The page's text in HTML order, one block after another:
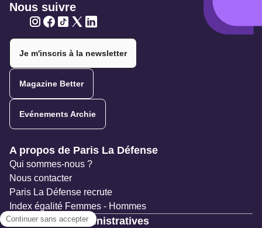
Nous suivre
Je m'inscris à la newsletter
Magazine Better
Evénements Archie
Navigation secondaire
A propos de Paris La Défense
Qui sommes-nous ?
Nous contacter
Paris La Défense recrute
Index égalité Femmes - Hommes
Ressources administratives